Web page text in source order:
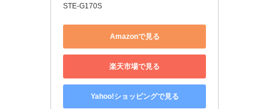
STE-G170S
Amazonで見る
楽天市場で見る
Yahoo!ショッピングで見る